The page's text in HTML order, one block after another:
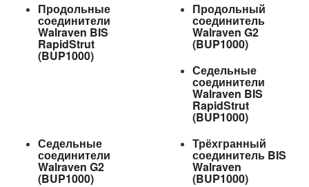
Продольные
соединители
Walraven BIS
RapidStrut
(BUP1000)
Продольный
соединитель
Walraven G2
(BUP1000)
Седельные
соединители
Walraven BIS
RapidStrut
(BUP1000)
Седельные
соединители
Walraven G2
(BUP1000)
Трёхгранный
соединитель BIS
Walraven
(BUP1000)